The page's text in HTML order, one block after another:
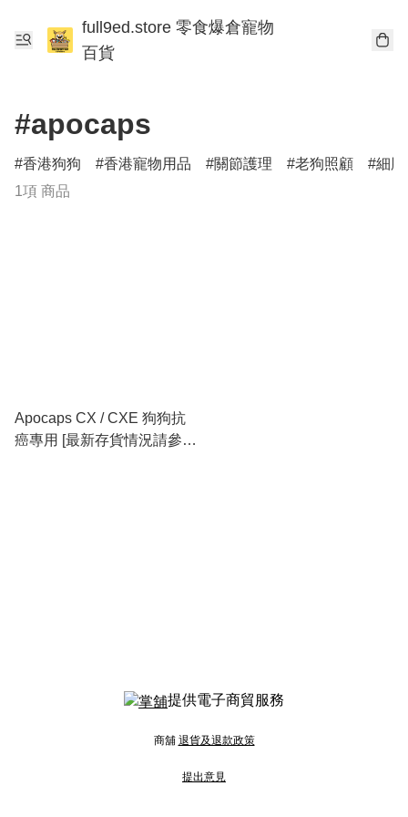
full9ed.store 零食爆倉寵物
百貨
#apocaps
香港狗狗 香港寵物用品 關節護理 老狗照顧
細
1項 商品
Apocaps CX / CXE 狗狗抗
癌專用 [最新存貨情況請參閱
提供電子商貿服務
商舖 退貨及退款政策
提出意見